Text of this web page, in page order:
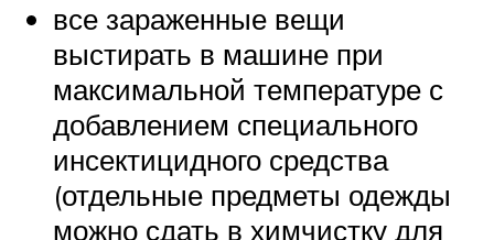
все зараженные вещи
выстирать в машине при
максимальной температуре с
добавлением специального
инсектицидного средства
(отдельные предметы одежды
можно сдать в химчистку для